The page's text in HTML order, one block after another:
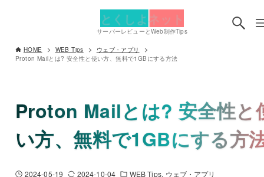
とくしよネット
サーバーレビューとWeb制作Tips
HOME WEB Tips
ウェブ・アプリ
Proton Mailとは? 安全性と使い方、無料で1GBにする方法
Proton Mailとは? 安全性と
い方、無料で1GBにする方
2024-05-19 2024-10-04 WEB Tips ウェブ・アプリ